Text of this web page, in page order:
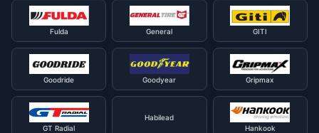
Fulda General GITI
Goodride Goodyear Gripmax
GT Radial
Habilead
Hankook